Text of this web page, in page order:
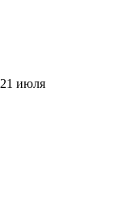
21 июля